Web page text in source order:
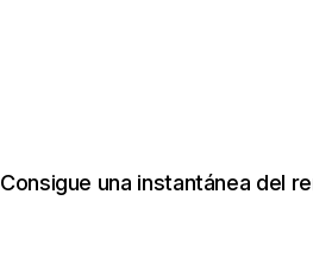
Consigue una instantánea del